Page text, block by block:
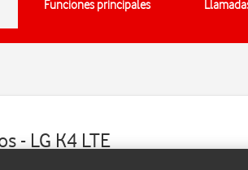
Funciones principales
- LG K4 LTE